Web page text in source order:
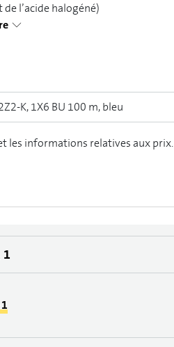
l’acide halogéné)
K, 1X6 BU 100 m, bleu
les informations relatives aux prix.
1